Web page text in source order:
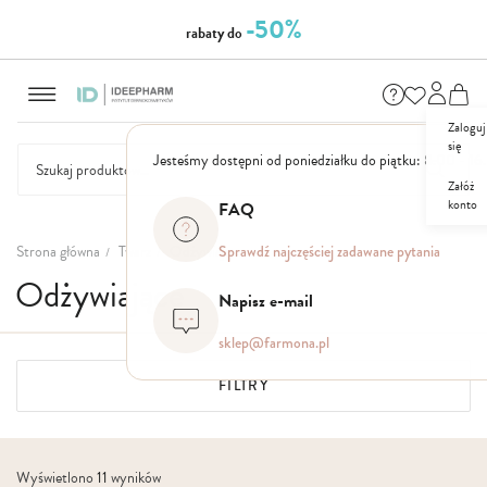
rabaty do -50%
do
treści
Jesteśmy dostępni od poniedziałku do piątku: 8.00 -
FAQ
Sprawdź najczęściej zadawane pytania
Napisz e-mail
sklep@farmona.pl
Zaloguj
się
Załóż
konto
NASZE
Strona główna Twarz Odżywiające
Odżywiające
Wyświetlono11wyników
FILTRY